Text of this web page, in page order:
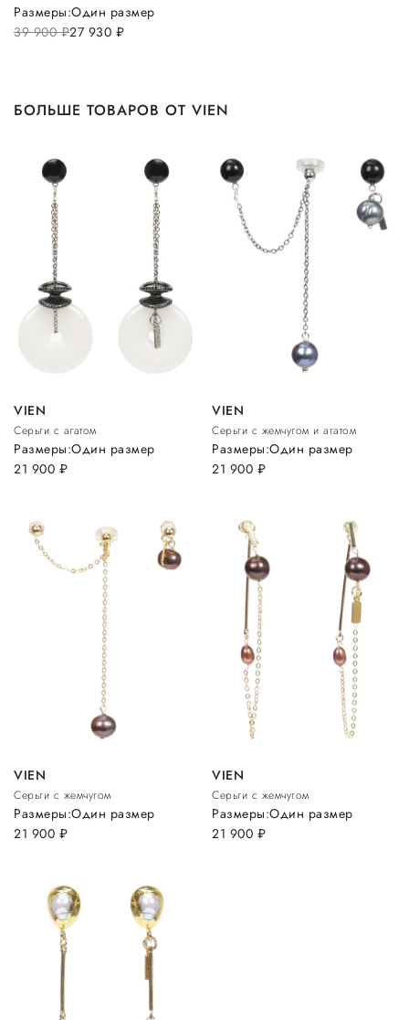
39 900руб.27 930 руб.
Размеры:Один размер
БОЛЬШЕ ТОВАРОВ ОТ VIEN
VIEN
Серьги с агатом
21 900 руб.
Размеры:Один размер
VIEN
Серьги с жемчугом и агатом
21 900 руб.
Размеры:Один размер
VIEN
Серьги с жемчугом
21 900 руб.
Размеры:Один размер
VIEN
Серьги с жемчугом
21 900 руб.
Размеры:Один размер